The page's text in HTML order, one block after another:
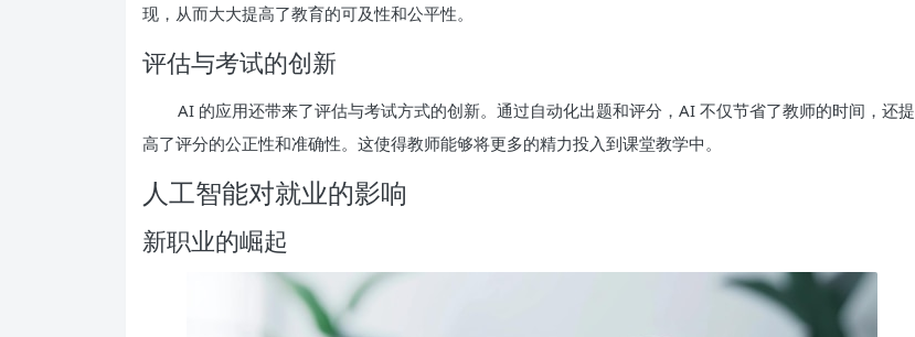
现，从而大大提高了教育的可及性和公平性。
评估与考试的创新
AI 的应用还带来了评估与考试方式的创新。通过自动化出题和评分，AI 不仅节省了教师的时间，还提
高了评分的公正性和准确性。这使得教师能够将更多的精力投入到课堂教学中。
人工智能对就业的影响
新职业的崛起